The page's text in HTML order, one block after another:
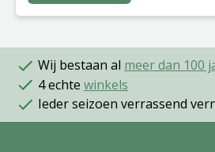
Wij bestaan al meer dan 100
4 echte winkels
Ieder seizoen verrassend